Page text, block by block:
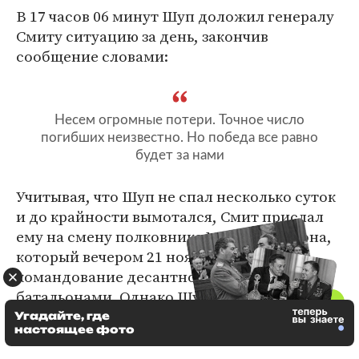
В 17 часов 06 минут Шуп доложил генералу
Смиту ситуацию за день, закончив
сообщение словами:
Несем огромные потери. Точное число
погибших неизвестно. Но победа все равно
будет за нами
Учитывая, что Шуп не спал несколько суток
и до крайности вымотался, Смит прислал
ему на смену полковника Меррита Эдсона,
который вечером 21 ноября взял на себя
командование десантно-штурмовыми
батальонами. Однако Шуп не пожелал
покинуть поле боя, став помощником
нового начальника.
Угадайте, где
настоящее фото